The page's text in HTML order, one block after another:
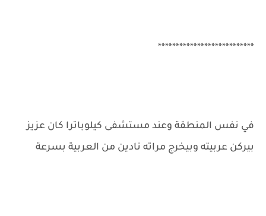
***************************
في نفس المنطقة وعند مستشفى كيلوباترا كان عزيز
بيركن عربيته وبيخرج مراته نادين من العربية بسرعة